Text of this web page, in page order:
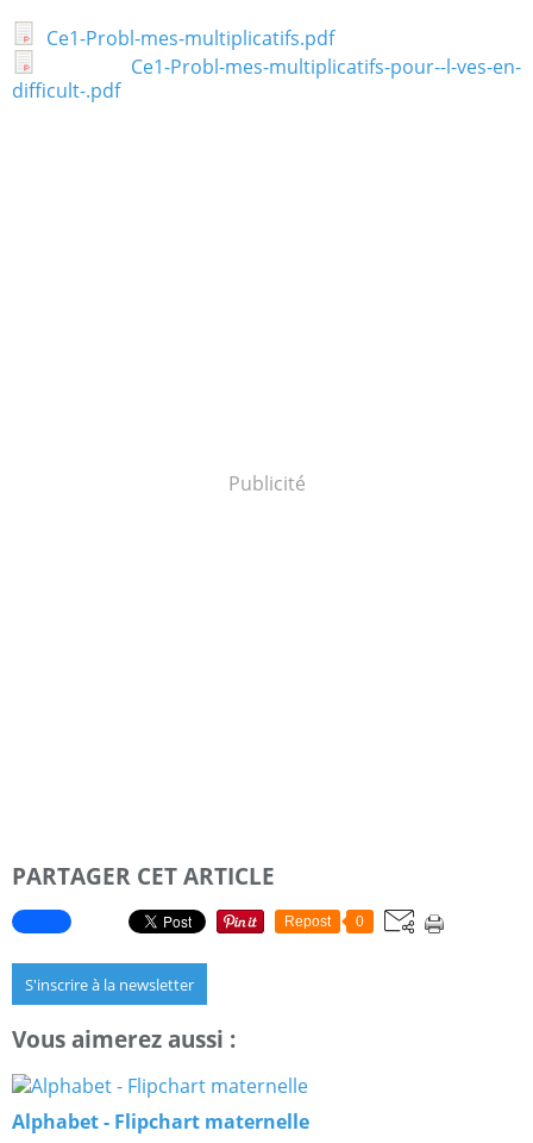
Ce1-Probl-mes-multiplicatifs.pdf
Ce1-Probl-mes-multiplicatifs-pour--l-ves-en-
difficult-.pdf
Publicité
PARTAGER CET ARTICLE
Repost 0
S'inscrire à la newsletter
Vous aimerez aussi :
Alphabet - Flipchart maternelle